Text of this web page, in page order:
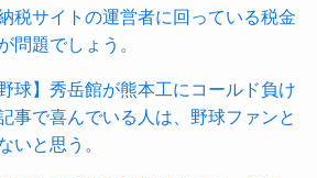
税サイトの運営者に回っている税金
問題でしょう。
野球】秀岳館が熊本工にコールド負け
事で喜んでいる人は、野球ファンと
いと思う。